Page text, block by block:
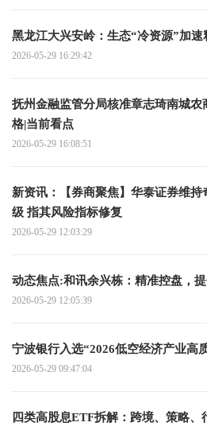
黑龙江大兴安岭：生态“冷资源”加
2026-05-29 16:29:42
抚州金融监管分局核准章志琦南城
格|当前看点
2026-05-29 16:08:51
新资讯：【券商聚焦】华泰证券维持
级 指其风险指标修复
2026-05-29 12:03:29
动态焦点:和讯余兴栋：精准控盘，
2026-05-29 12:05:39
宁波银行入选“2026低空经济产业高
2026-05-29 09:47:04
四类高股息ETF拆解：跨境、策略、